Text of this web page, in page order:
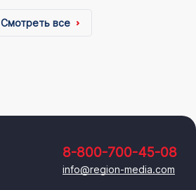
Смотреть все
8-800-700-45-08
info@region-media.com